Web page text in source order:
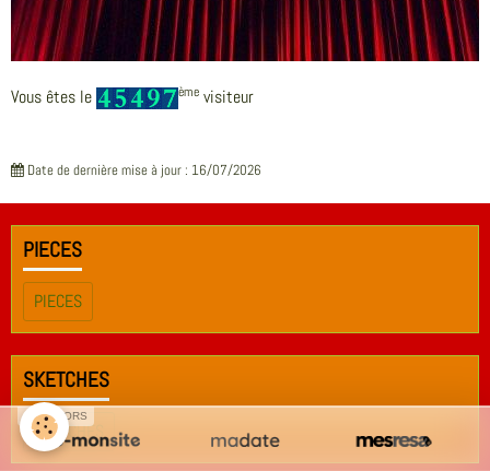
Vous êtes le ème visiteur
Date de dernière mise à jour : 16/07/2026
PIECES
PIECES
SKETCHES
SKETCHES
SPONSORS